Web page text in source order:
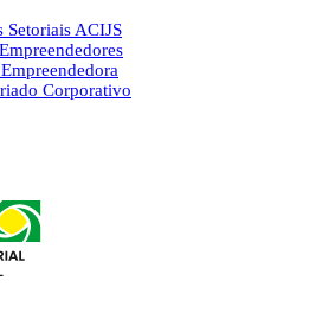
Setoriais ACIJS
Corporativo